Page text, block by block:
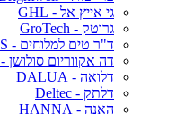
גי אייץ אל - GHL
גרוטק - GroTech
ד"ר טים למלוחים - DR. TIM'S
דה אקווריום סולושן - The Aquarium Solution
דלואה - DALUA
דלתק - Deltec
האנה - HANNA